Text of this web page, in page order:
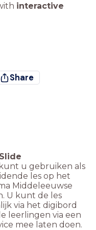
interactive
Share
Slide
u gebruiken als
les op het
Middeleeuwse
U kunt de les
via het digibord
leerlingen via een
mee laten doen.